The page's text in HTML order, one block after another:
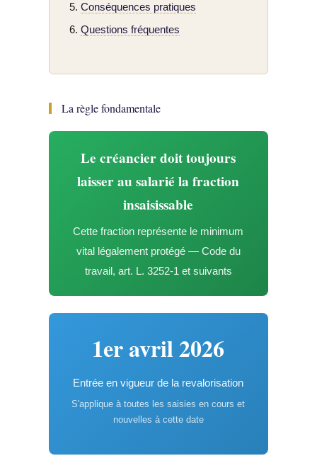
Conséquences pratiques
Questions fréquentes
La règle fondamentale
Le créancier doit toujours
laisser au salarié la fraction
insaisissable
Cette fraction représente le minimum
vital légalement protégé — Code du
travail, art. L. 3252-1 et suivants
1er avril 2026
Entrée en vigueur de la revalorisation
S'applique à toutes les saisies en cours et
nouvelles à cette date